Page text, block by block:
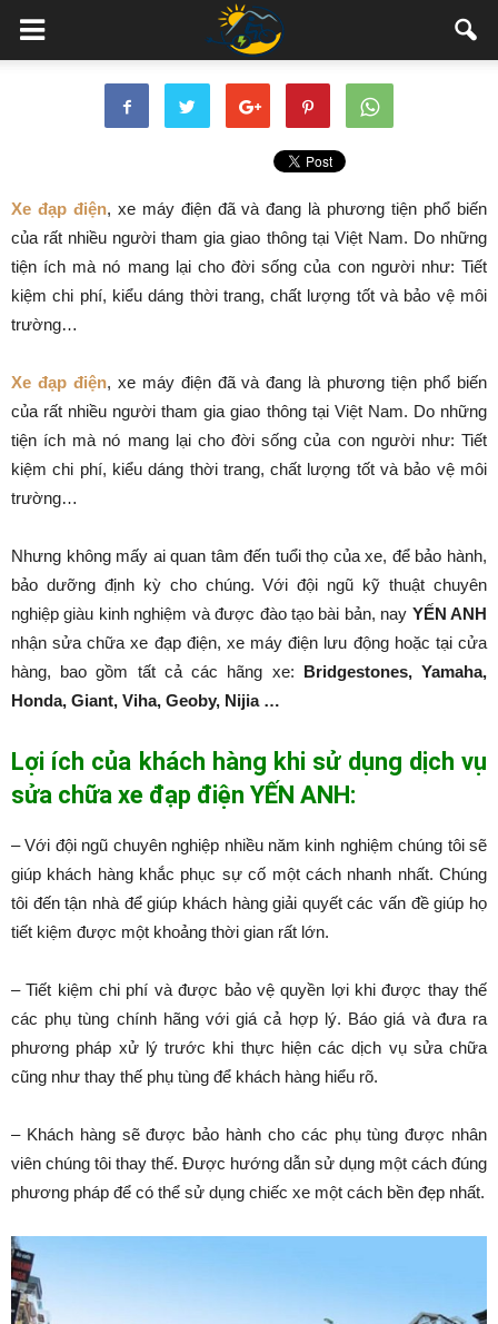
Xe đạp điện, xe máy điện đã và đang là phương tiện phổ biến
của rất nhiều người tham gia giao thông tại Việt Nam. Do những
tiện ích mà nó mang lại cho đời sống của con người như: Tiết
kiệm chi phí, kiểu dáng thời trang, chất lượng tốt và bảo vệ môi
trường…
Xe đạp điện, xe máy điện đã và đang là phương tiện phổ biến
của rất nhiều người tham gia giao thông tại Việt Nam. Do những
tiện ích mà nó mang lại cho đời sống của con người như: Tiết
kiệm chi phí, kiểu dáng thời trang, chất lượng tốt và bảo vệ môi
trường…
Nhưng không mấy ai quan tâm đến tuổi thọ của xe, để bảo hành,
bảo dưỡng định kỳ cho chúng. Với đội ngũ kỹ thuật chuyên
nghiệp giàu kinh nghiệm và được đào tạo bài bản, nay YẾN ANH
nhận sửa chữa xe đạp điện, xe máy điện lưu động hoặc tại cửa
hàng, bao gồm tất cả các hãng xe: Bridgestones, Yamaha,
Honda, Giant, Viha, Geoby, Nijia …
Lợi ích của khách hàng khi sử dụng dịch vụ
sửa chữa xe đạp điện YẾN ANH:
– Với đội ngũ chuyên nghiệp nhiều năm kinh nghiệm chúng tôi sẽ
giúp khách hàng khắc phục sự cố một cách nhanh nhất. Chúng
tôi đến tận nhà để giúp khách hàng giải quyết các vấn đề giúp họ
tiết kiệm được một khoảng thời gian rất lớn.
– Tiết kiệm chi phí và được bảo vệ quyền lợi khi được thay thế
các phụ tùng chính hãng với giá cả hợp lý. Báo giá và đưa ra
phương pháp xử lý trước khi thực hiện các dịch vụ sửa chữa
cũng như thay thế phụ tùng để khách hàng hiểu rõ.
– Khách hàng sẽ được bảo hành cho các phụ tùng được nhân
viên chúng tôi thay thế. Được hướng dẫn sử dụng một cách đúng
phương pháp để có thể sử dụng chiếc xe một cách bền đẹp nhất.